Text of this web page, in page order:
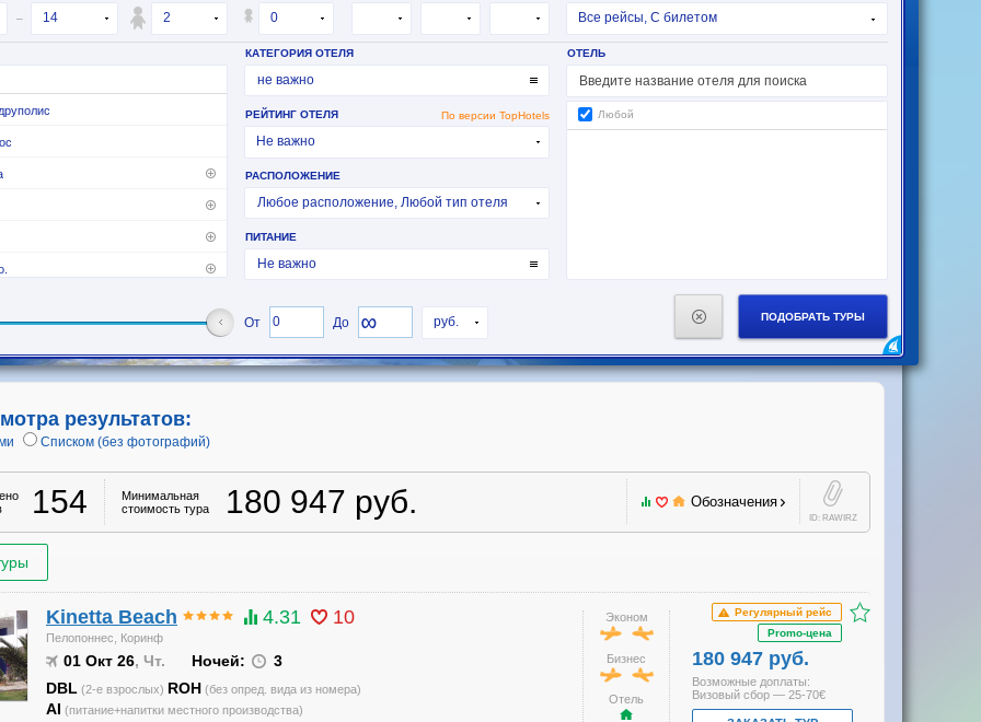
результатов:
Списком (без фотографий)